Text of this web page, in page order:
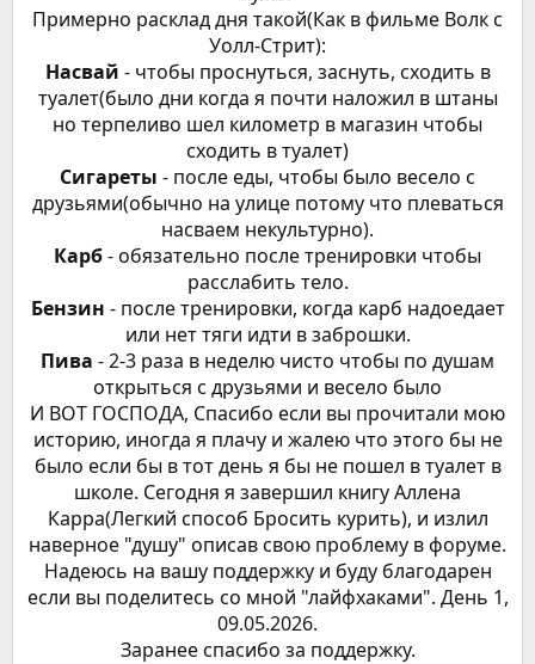
Примерно расклад дня такой(Как в фильме Волк с
Уолл-Стрит):
Насвай - чтобы проснуться, заснуть, сходить в
туалет(было дни когда я почти наложил в штаны
но терпеливо шел километр в магазин чтобы
сходить в туалет)
Сигареты - после еды, чтобы было весело с
друзьями(обычно на улице потому что плеваться
насваем некультурно).
Карб- обязательно после тренировки чтобы
расслабить тело.
Бензин - после тренировки, когда карб надоедает
или нет тяги идти в заброшки.
Пива - 2-3 раза в неделю чисто чтобы по душам
открыться с друзьями и весело было
И ВОТ ГОСПОДА, Спасибо если вы прочитали мою
историю, иногда я плачу и жалею что этого бы не
было если бы в тот день я бы не пошел в туалет в
школе. Сегодня я завершил книгу Аллена
Карра(Легкий способ Бросить курить), и излил
наверное "душу" описав свою проблему в форуме.
Надеюсь на вашу поддержку и буду благодарен
если вы поделитесь со мной "лайфхаками". День 1,
09.05.2026.
Заранее спасибо за поддержку.​